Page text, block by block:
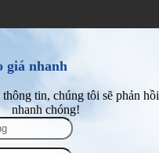
giá nhanh
tin, chúng tôi sẽ phản hồi
nhanh chóng!